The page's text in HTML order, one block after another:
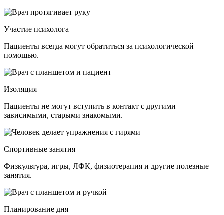
Участие психолога
Пациенты всегда могут обратиться за психологической
помощью.
Изоляция
Пациенты не могут вступить в контакт с другими
зависимыми, старыми знакомыми.
Спортивные занятия
Физкультура, игры, ЛФК, физиотерапия и другие полезные
занятия.
Планирование дня